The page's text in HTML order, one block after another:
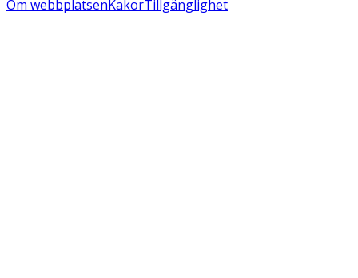
Om webbplatsenKakorTillgänglighet